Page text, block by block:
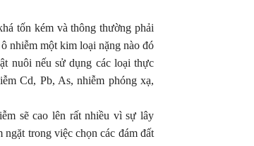
tốn kém và thông thường phải
nhiễm một kim loại nặng nào đó
nuôi nếu sử dụng các loại thực
Cd, Pb, As, nhiễm phóng xạ,
sẽ cao lên rất nhiều vì sự lây
trong việc chọn các đám đất
HOA SẦU RIÊNG BAO LÂU
HOA CHO SẦU RIÊNG
mầm hoa cho sầu riêng là giai